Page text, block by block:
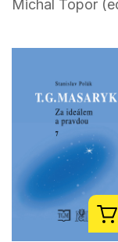
Michal Topor